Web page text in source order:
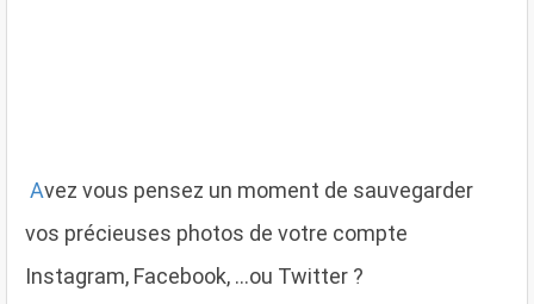
Avez vous pensez un moment de sauvegarder
vos précieuses photos de votre compte
Instagram, Facebook, ...ou Twitter ?